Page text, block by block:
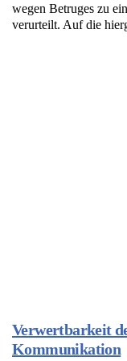
wegen Betruges zu
verurteilt. Auf die
Verwertbarkeit
Kommunikation